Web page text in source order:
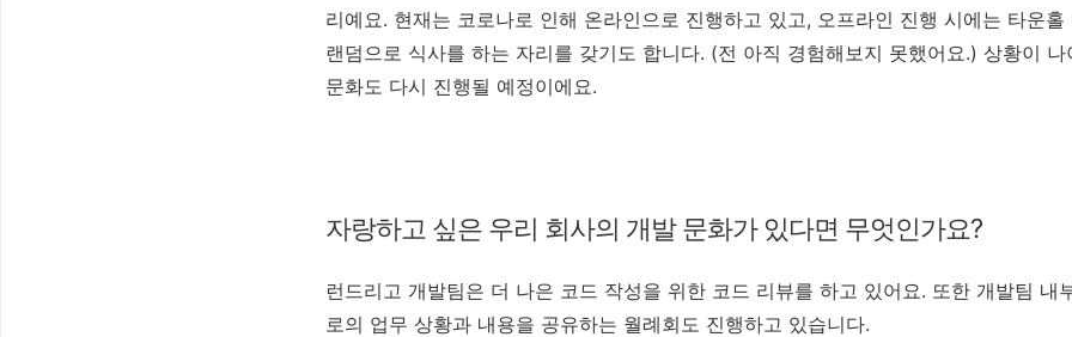
리예요. 현재는 코로나로 인해 온라인으로 진행하고 있고, 오프라인 진행 시에는 타운
랜덤으로 식사를 하는 자리를 갖기도 합니다. (전 아직 경험해보지 못했어요.) 상황이
문화도 다시 진행될 예정이에요.
자랑하고 싶은 우리 회사의 개발 문화가 있다면 무엇인가요?
런드리고 개발팀은 더 나은 코드 작성을 위한 코드 리뷰를 하고 있어요. 또한 개발팀 내
로의 업무 상황과 내용을 공유하는 월례회도 진행하고 있습니다.